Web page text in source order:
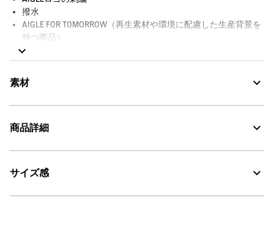
撥水
AIGLE FOR TOMORROW（再生素材や環境に配慮した生産背景を
持つ商品）
サイズ：幅38cm x 高さ15cm x 奥行き7cm / 容量：3L
素材
AIGLE for tomorrow
商品詳細
・色：モルフォ プリント (002)
サイズ感